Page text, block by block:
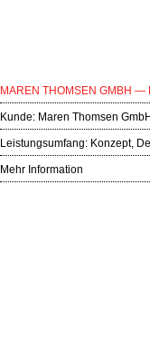
MAREN THOMSEN GMBH —
Kunde: Maren Thomsen GmbH
Leistungsumfang: Konzept,
Mehr Information